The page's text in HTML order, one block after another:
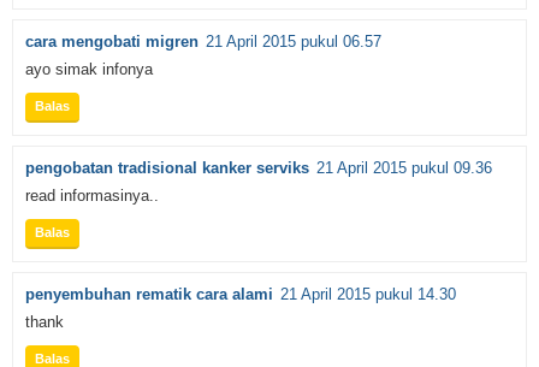
cara mengobati migren 21 April 2015 pukul 06.57
ayo simak infonya
Balas
pengobatan tradisional kanker serviks 21 April 2015 pukul 09.36
read informasinya..
Balas
penyembuhan rematik cara alami 21 April 2015 pukul 14.30
thank
Balas